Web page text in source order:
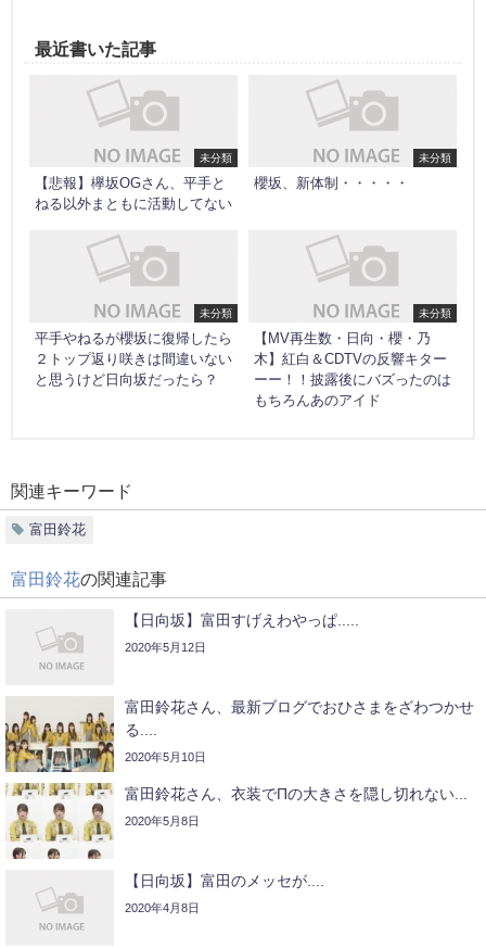
最近書いた記事
未分類
【悲報】欅坂OGさん、平手と
ねる以外まともに活動してない
未分類
櫻坂、新体制・・・・・
未分類
平手やねるが櫻坂に復帰したら
２トップ返り咲きは間違いない
と思うけど日向坂だったら？
未分類
【MV再生数・日向・櫻・乃
木】紅白＆CDTVの反響キター
ーー！！披露後にバズったのは
もちろんあのアイド
関連キーワード
富田鈴花
富田鈴花の関連記事
【日向坂】富田すげえわやっぱ.....
2020年5月12日
富田鈴花さん、最新ブログでおひさまをざわつかせ
る....
2020年5月10日
富田鈴花さん、衣装でΠの大きさを隠し切れない...
2020年5月8日
【日向坂】富田のメッセが....
2020年4月8日